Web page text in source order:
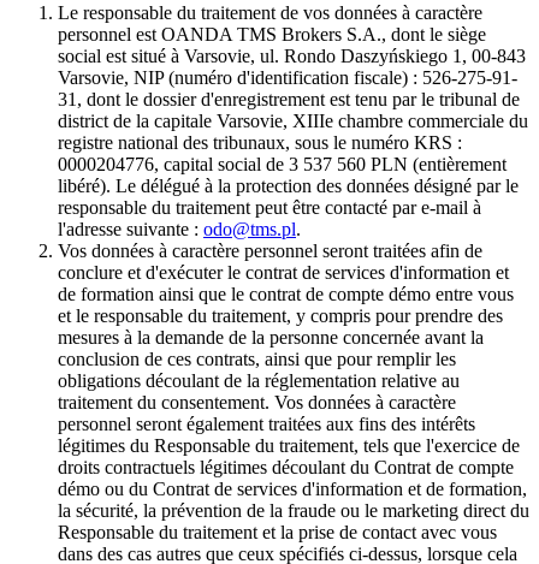
Le responsable du traitement de vos données à caractère
personnel est OANDA TMS Brokers S.A., dont le siège
social est situé à Varsovie, ul. Rondo Daszyńskiego 1, 00-843
Varsovie, NIP (numéro d'identification fiscale) : 526-275-91-
31, dont le dossier d'enregistrement est tenu par le tribunal de
district de la capitale Varsovie, XIIIe chambre commerciale du
registre national des tribunaux, sous le numéro KRS :
0000204776, capital social de 3 537 560 PLN (entièrement
libéré). Le délégué à la protection des données désigné par le
responsable du traitement peut être contacté par e-mail à
l'adresse suivante : odo@tms.pl.
Vos données à caractère personnel seront traitées afin de
conclure et d'exécuter le contrat de services d'information et
de formation ainsi que le contrat de compte démo entre vous
et le responsable du traitement, y compris pour prendre des
mesures à la demande de la personne concernée avant la
conclusion de ces contrats, ainsi que pour remplir les
obligations découlant de la réglementation relative au
traitement du consentement. Vos données à caractère
personnel seront également traitées aux fins des intérêts
légitimes du Responsable du traitement, tels que l'exercice de
droits contractuels légitimes découlant du Contrat de compte
démo ou du Contrat de services d'information et de formation,
la sécurité, la prévention de la fraude ou le marketing direct du
Responsable du traitement et la prise de contact avec vous
dans des cas autres que ceux spécifiés ci-dessus, lorsque cela